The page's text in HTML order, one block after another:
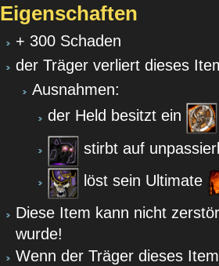
Eigenschaften
+ 300 Schaden
der Träger verliert dieses
Ausnahmen:
der Held besitzt ein
stirbt auf
löst sein Ultimate
Diese Item kann nicht
wurde!
Wenn der Träger dieses